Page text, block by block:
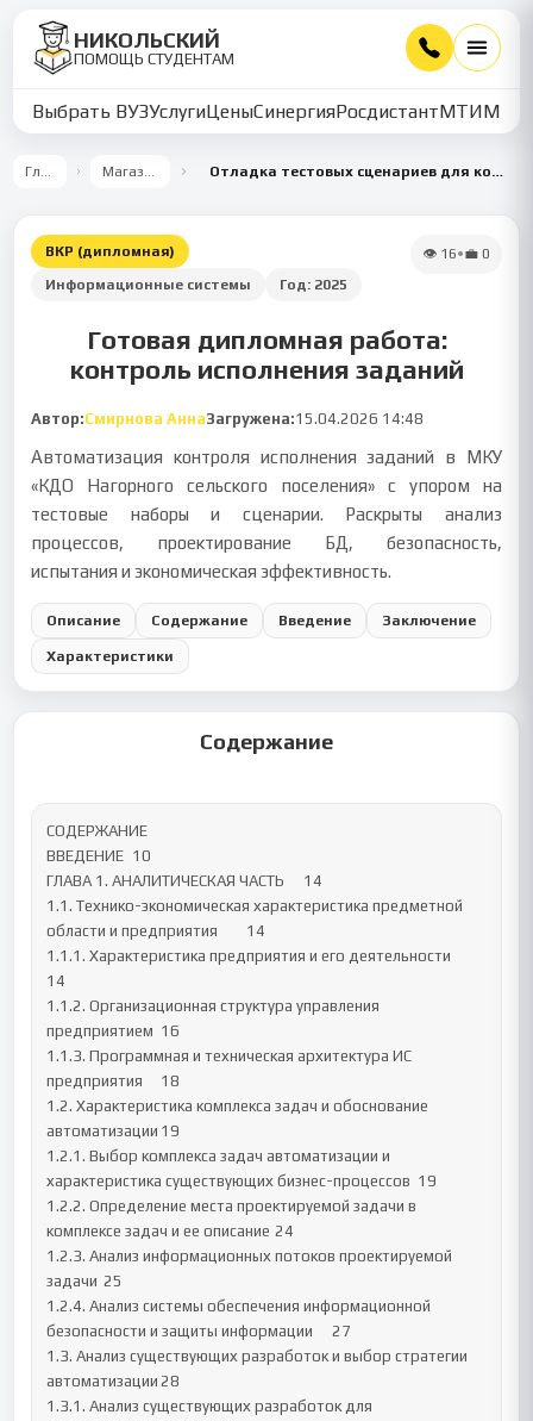
НИКОЛЬСКИЙ
ПОМОЩЬ СТУДЕНТАМ
Выбрать ВУЗУслугиЦеныСинергияРосдистантМТИММУ
Главная Магазин работ Отладка тестовых сценариев для контроля исполнения заданий
ВКР (дипломная)
Информационные системы
Год: 2025
👁 16•💼 0
Готовая дипломная работа:
контроль исполнения заданий
Автор:Смирнова АннаЗагружена:15.04.2026 14:48
Автоматизация контроля исполнения заданий в МКУ
«КДО Нагорного сельского поселения» с упором на
тестовые наборы и сценарии. Раскрыты анализ
процессов, проектирование БД, безопасность,
испытания и экономическая эффективность.
Описание Содержание Введение Заключение
Характеристики
Содержание
СОДЕРЖАНИЕ
ВВЕДЕНИЕ	10
ГЛАВА 1. АНАЛИТИЧЕСКАЯ ЧАСТЬ	14
1.1. Технико-экономическая характеристика предметной
области и предприятия	14
1.1.1. Характеристика предприятия и его деятельности
14
1.1.2. Организационная структура управления
предприятием	16
1.1.3. Программная и техническая архитектура ИС
предприятия	18
1.2. Характеристика комплекса задач и обоснование
автоматизации	19
1.2.1. Выбор комплекса задач автоматизации и
характеристика существующих бизнес-процессов	19
1.2.2. Определение места проектируемой задачи в
комплексе задач и ее описание	24
1.2.3. Анализ информационных потоков проектируемой
задачи	25
1.2.4. Анализ системы обеспечения информационной
безопасности и защиты информации	27
1.3. Анализ существующих разработок и выбор стратегии
автоматизации	28
1.3.1. Анализ существующих разработок для